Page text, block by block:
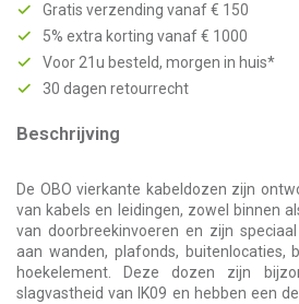
Gratis verzending vanaf € 150
5% extra korting vanaf € 1000
Voor 21u besteld, morgen in huis*
30 dagen retourrecht
Beschrijving
De OBO vierkante kabeldozen zijn
van kabels en leidingen, zowel binnen
van doorbreekinvoeren en zijn
aan wanden, plafonds, buitenlocaties,
hoekelement. Deze dozen zijn
slagvastheid van IK09 en hebben een